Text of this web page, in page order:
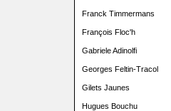
Franck Timmermans
François Floc'h
Gabriele Adinolfi
Georges Feltin-Tracol
Gilets Jaunes
Hugues Bouchu